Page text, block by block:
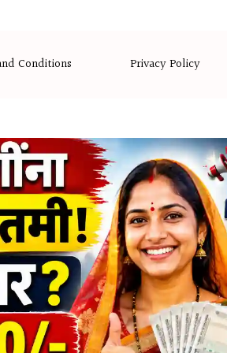
Conditions Privacy Policy